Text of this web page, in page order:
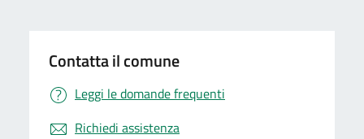
Contatta il comune
Leggi le domande frequenti
Richiedi assistenza